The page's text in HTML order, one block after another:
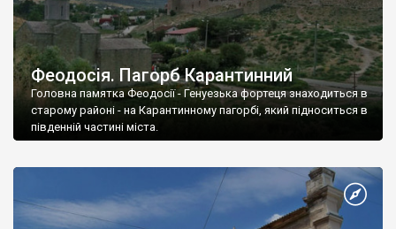
Феодосія. Пагорб Карантинний
Головна памятка Феодосії - Генуезька фортеця знаходиться в
старому районі - на Карантинному пагорбі, який підноситься в
південній частині міста.